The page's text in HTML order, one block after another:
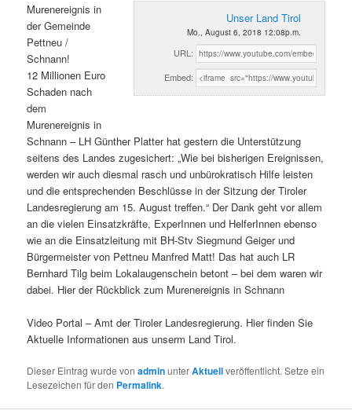
Unser Land Tirol
Mo., August 6, 2018 12:08p.m.
URL:
Embed:
Murenereignis in
der Gemeinde
Pettneu /
Schnann!
12 Millionen Euro
Schaden nach
dem
Murenereignis in
Schnann – LH Günther Platter hat gestern die Unterstützung
seitens des Landes zugesichert: „Wie bei bisherigen Ereignissen,
werden wir auch diesmal rasch und unbürokratisch Hilfe leisten
und die entsprechenden Beschlüsse in der Sitzung der Tiroler
Landesregierung am 15. August treffen.“ Der Dank geht vor allem
an die vielen Einsatzkräfte, ExperInnen und HelferInnen ebenso
wie an die Einsatzleitung mit BH-Stv Siegmund Geiger und
Bürgermeister von Pettneu Manfred Matt! Das hat auch LR
Bernhard Tilg beim Lokalaugenschein betont – bei dem waren wir
dabei. Hier der Rückblick zum Murenereignis in Schnann
Video Portal – Amt der Tiroler Landesregierung. Hier finden Sie
Aktuelle Informationen aus unserm Land Tirol.
Dieser Eintrag wurde vonadminunterAktuellveröffentlicht. Setze ein
Lesezeichen für den Permalink.